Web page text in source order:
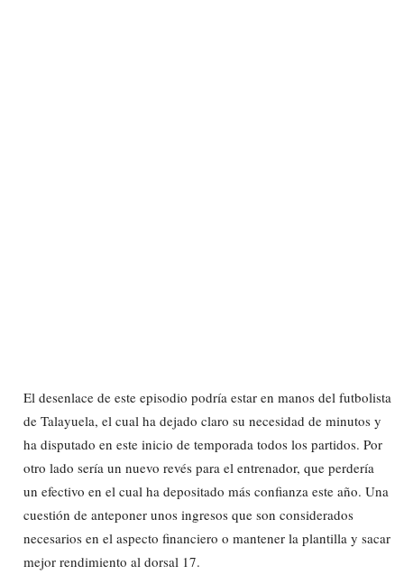
El desenlace de este episodio podría estar en manos del futbolista
de Talayuela, el cual ha dejado claro su necesidad de minutos y
ha disputado en este inicio de temporada todos los partidos. Por
otro lado sería un nuevo revés para el entrenador, que perdería
un efectivo en el cual ha depositado más confianza este año. Una
cuestión de anteponer unos ingresos que son considerados
necesarios en el aspecto financiero o mantener la plantilla y sacar
mejor rendimiento al dorsal 17.